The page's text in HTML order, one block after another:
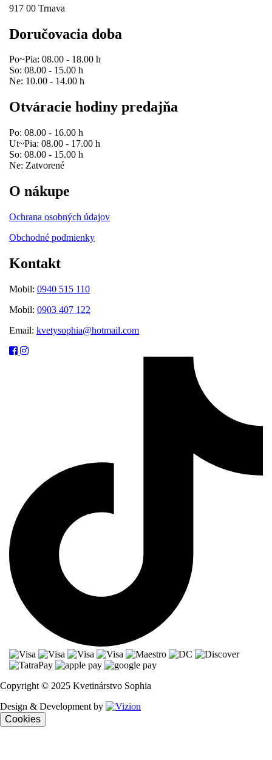
917 00 Trnava
Doručovacia doba
Po~Pia: 08.00 - 18.00 h
So: 08.00 - 15.00 h
Ne: 10.00 - 14.00 h
Otváracie hodiny predajňa
Po: 08.00 - 16.00 h
Ut~Pia: 08.00 - 17.00 h
So: 08.00 - 15.00 h
Ne: Zatvorené
O nákupe
Ochrana osobných údajov
Obchodné podmienky
Kontakt
Mobil: 0940 515 110
Mobil: 0903 407 122
Email: kvetysophia@hotmail.com
Copyright © 2025 Kvetinárstvo Sophia
Design & Development by
Cookies